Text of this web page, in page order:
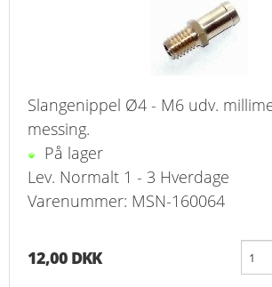
Slangenippel Ø4 - M6 udv.
messing.
På lager
Lev. Normalt 1 - 3 Hverdage
Varenummer: MSN-160064
12,00 DKK